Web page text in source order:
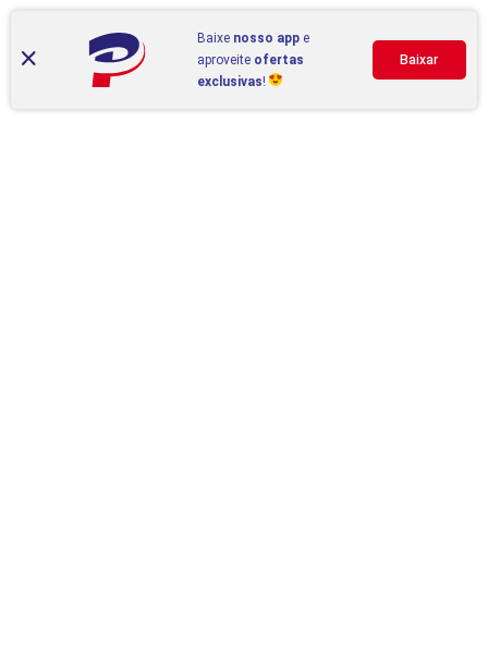
Baixe nosso app e
aproveite ofertas
exclusivas!
Baixar